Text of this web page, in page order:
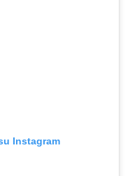
Instagram